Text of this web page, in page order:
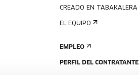
CREADO EN TABAKALERA
EL EQUIPO
EMPLEO
PERFIL DEL CONTRATANTE